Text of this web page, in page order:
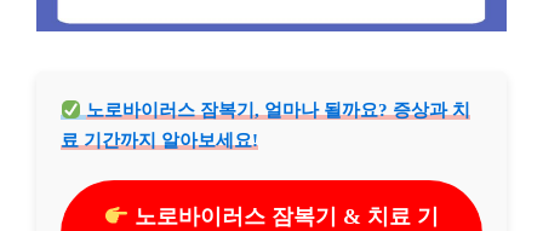
노로바이러스 잠복기, 얼마나 될까요? 증상과 치
료 기간까지 알아보세요!
노로바이러스 잠복기 & 치료 기